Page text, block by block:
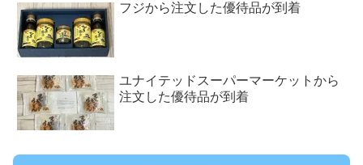
フジから注文した優待品が到着
ユナイテッドスーパーマーケットから
注文した優待品が到着